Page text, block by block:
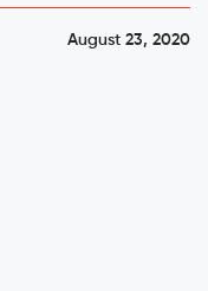
August 23, 2020